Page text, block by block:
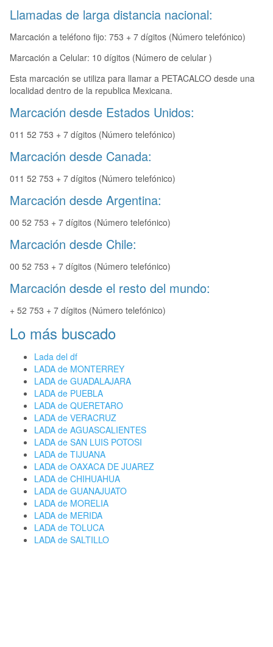
Llamadas de larga distancia nacional:
Marcación a teléfono fijo: 753 + 7 dígitos (Número telefónico)
Marcación a Celular: 10 dígitos (Número de celular )
Esta marcación se utiliza para llamar a PETACALCO desde una
localidad dentro de la republica Mexicana.
Marcación desde Estados Unidos:
011 52 753 + 7 dígitos (Número telefónico)
Marcación desde Canada:
011 52 753 + 7 dígitos (Número telefónico)
Marcación desde Argentina:
00 52 753 + 7 dígitos (Número telefónico)
Marcación desde Chile:
00 52 753 + 7 dígitos (Número telefónico)
Marcación desde el resto del mundo:
+ 52 753 + 7 dígitos (Número telefónico)
Lo más buscado
Lada del df
LADA de MONTERREY
LADA de GUADALAJARA
LADA de PUEBLA
LADA de QUERETARO
LADA de VERACRUZ
LADA de AGUASCALIENTES
LADA de SAN LUIS POTOSI
LADA de TIJUANA
LADA de OAXACA DE JUAREZ
LADA de CHIHUAHUA
LADA de GUANAJUATO
LADA de MORELIA
LADA de MERIDA
LADA de TOLUCA
LADA de SALTILLO